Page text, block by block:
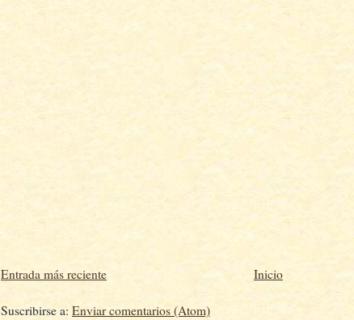
Entrada más reciente Inicio
Suscribirse a: Enviar comentarios (Atom)